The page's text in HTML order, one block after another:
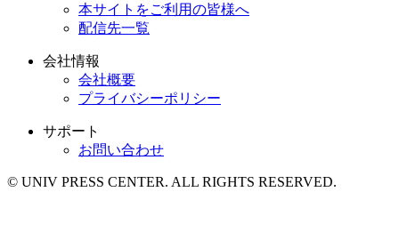
本サイトをご利用の皆様へ
配信先一覧
会社情報
会社概要
プライバシーポリシー
サポート
お問い合わせ
© UNIV PRESS CENTER. ALL RIGHTS RESERVED.